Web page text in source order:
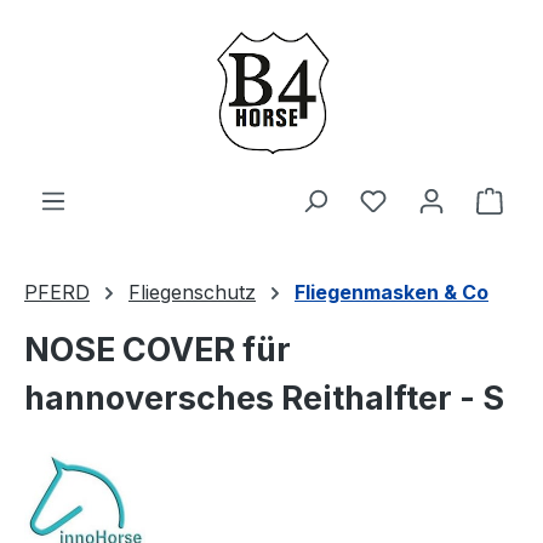
Zum Hauptinhalt springen
Du hast 0
PFERD Fliegenschutz Fliegenmasken & Co
NOSE COVER für
hannoversches Reithalfter - S